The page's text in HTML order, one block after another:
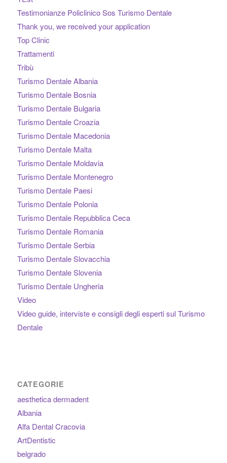
Testimonianze Policlinico Sos Turismo Dentale
Thank you, we received your application
Top Clinic
Trattamenti
Tribù
Turismo Dentale Albania
Turismo Dentale Bosnia
Turismo Dentale Bulgaria
Turismo Dentale Croazia
Turismo Dentale Macedonia
Turismo Dentale Malta
Turismo Dentale Moldavia
Turismo Dentale Montenegro
Turismo Dentale Paesi
Turismo Dentale Polonia
Turismo Dentale Repubblica Ceca
Turismo Dentale Romania
Turismo Dentale Serbia
Turismo Dentale Slovacchia
Turismo Dentale Slovenia
Turismo Dentale Ungheria
Video
Video guide, interviste e consigli degli esperti sul Turismo
Dentale
CATEGORIE
aesthetica dermadent
Albania
Alfa Dental Cracovia
ArtDentistic
belgrado